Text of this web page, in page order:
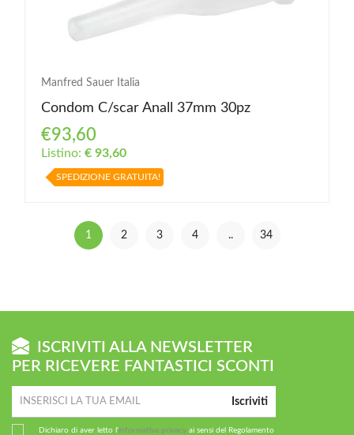
Manfred Sauer Italia
Condom C/scar Anall 37mm 30pz
€93,60
Listino: € 93,60
SPEDIZIONE GRATUITA!
1 2 3 4 .. 34
ISCRIVITI ALLA NEWSLETTER
PER RICEVERE FANTASTICI SCONTI
Iscriviti
Dichiaro di aver letto l'informativa privacy ai sensi del Regolamento